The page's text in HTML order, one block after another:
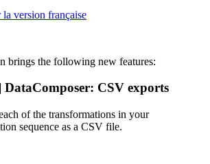
version française
brings the following new features:
CSV exports
of the transformations in your
sequence as a CSV file.